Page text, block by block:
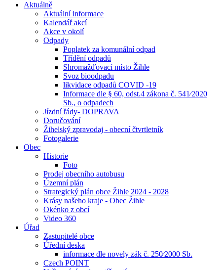
Aktuálně
Aktuální informace
Kalendář akcí
Akce v okolí
Odpady
Poplatek za komunální odpad
Třídění odpadů
Shromažďovací místo Žihle
Svoz bioodpadu
likvidace odpadů COVID -19
Informace dle § 60, odst.4 zákona č. 541⁄2020
Sb., o odpadech
Jízdní řády- DOPRAVA
Doručování
Žihelský zpravodaj - obecní čtvrtletník
Fotogalerie
Obec
Historie
Foto
Prodej obecního autobusu
Územní plán
Strategický plán obce Žihle 2024 - 2028
Krásy našeho kraje - Obec Žihle
Okénko z obcí
Video 360
Úřad
Zastupitelé obce
Úřední deska
informace dle novely zák č. 250⁄2000 Sb.
Czech POINT